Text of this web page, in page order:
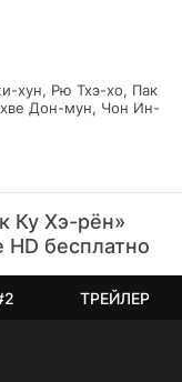
хун, Рю Тхэ-хо, Пак
Дон-мун, Чон Ин-
Ку Хэ-рён»
HD бесплатно
ТРЕЙЛЕР